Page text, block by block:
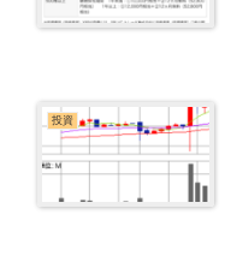
投資